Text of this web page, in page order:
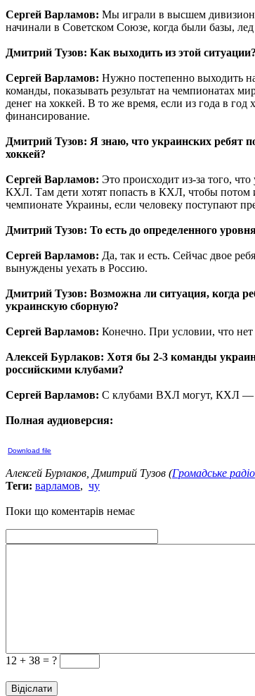
Сергей Варламов: Мы играли в высшем
начинали в Советском Союзе, когда были базы,
Дмитрий Тузов: Как выходить из этой ситуации?
Сергей Варламов: Нужно постепенно выходить
команды, показывать результат на чемпионатах
денег на хоккей. В то же время, если из года в год
финансирование.
Дмитрий Тузов: Я знаю, что украинских ребят
хоккей?
Сергей Варламов: Это происходит из-за того,
КХЛ. Там дети хотят попасть в КХЛ, чтобы потом
чемпионате Украины, если человеку поступают
Дмитрий Тузов: То есть до определенного
Сергей Варламов: Да, так и есть. Сейчас двое
вынуждены уехать в Россию.
Дмитрий Тузов: Возможна ли ситуация, когда
украинскую сборную?
Сергей Варламов: Конечно. При условии, что
Алексей Бурлаков: Хотя бы 2-3 команды
российскими клубами?
Сергей Варламов: С клубами ВХЛ могут, КХЛ —
Полная аудиоверсия:
Download file
Алексей Бурлаков, Дмитрий Тузов (Громадське радіо
Теги: варламов, чу
Поки що коментарів немає
12 + 38 = ?